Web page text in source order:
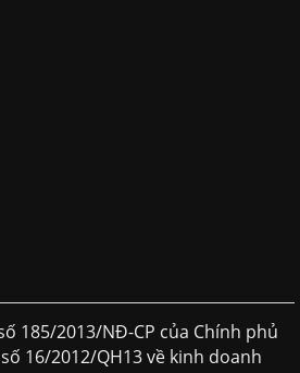
185/2013/NĐ-CP của Chính phủ
16/2012/QH13 về kinh doanh